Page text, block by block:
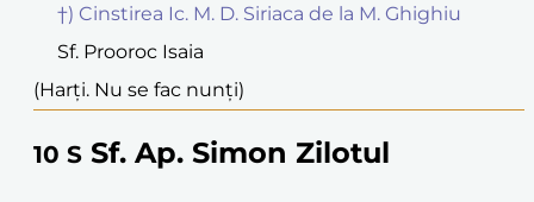
†) Cinstirea Ic. M. D. Siriaca de la M. Ghighiu
Sf. Prooroc Isaia
(Harți. Nu se fac nunți)
10 S Sf. Ap. Simon Zilotul